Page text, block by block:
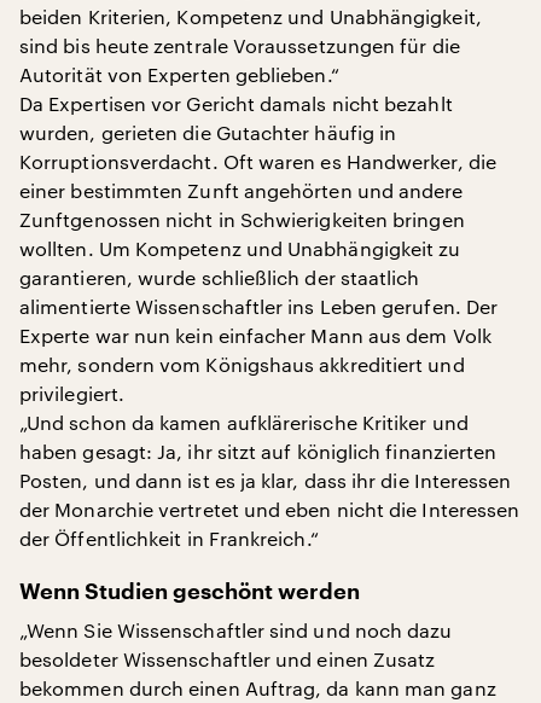
beiden Kriterien, Kompetenz und Unabhängigkeit,
sind bis heute zentrale Voraussetzungen für die
Autorität von Experten geblieben.“
Da Expertisen vor Gericht damals nicht bezahlt
wurden, gerieten die Gutachter häufig in
Korruptionsverdacht. Oft waren es Handwerker, die
einer bestimmten Zunft angehörten und andere
Zunftgenossen nicht in Schwierigkeiten bringen
wollten. Um Kompetenz und Unabhängigkeit zu
garantieren, wurde schließlich der staatlich
alimentierte Wissenschaftler ins Leben gerufen. Der
Experte war nun kein einfacher Mann aus dem Volk
mehr, sondern vom Königshaus akkreditiert und
privilegiert.
„Und schon da kamen aufklärerische Kritiker und
haben gesagt: Ja, ihr sitzt auf königlich finanzierten
Posten, und dann ist es ja klar, dass ihr die Interessen
der Monarchie vertretet und eben nicht die Interessen
der Öffentlichkeit in Frankreich.“
Wenn Studien geschönt werden
„Wenn Sie Wissenschaftler sind und noch dazu
besoldeter Wissenschaftler und einen Zusatz
bekommen durch einen Auftrag, da kann man ganz